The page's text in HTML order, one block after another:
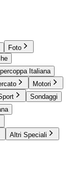
Foto
Italiana
Motori
Sondaggi
Altri Speciali